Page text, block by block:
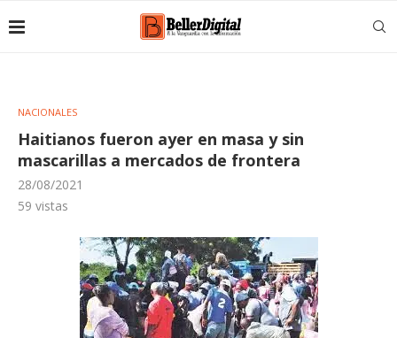
NACIONALES
Haitianos fueron ayer en masa y sin
mascarillas a mercados de frontera
28/08/2021
59 vistas